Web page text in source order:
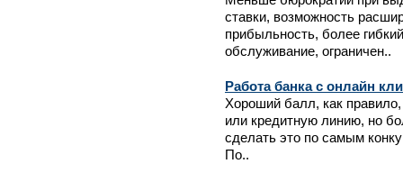
ставки, возможность
прибыльность, более
обслуживание, ограничен..
Работа банка с онлайн
Хороший балл, как
или кредитную линию, но
сделать это по самым
По..